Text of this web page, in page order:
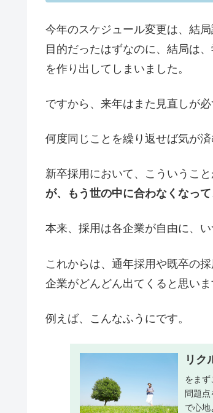
今年のスケジュール変更は、結
目的だったはずなのに、結局は
を作り出してしまいました。
ですから、来年はまた見直しが必
何度同じことを繰り返せば気が
新卒採用において、こういうこ
が、もう世の中に合わなくなっ
本来、採用は各企業が自由に、
これからは、通年採用や既卒の
企業がどんどん出てくると思いま
例えば、こんなふうにです。
リク
をま
問題
で心地